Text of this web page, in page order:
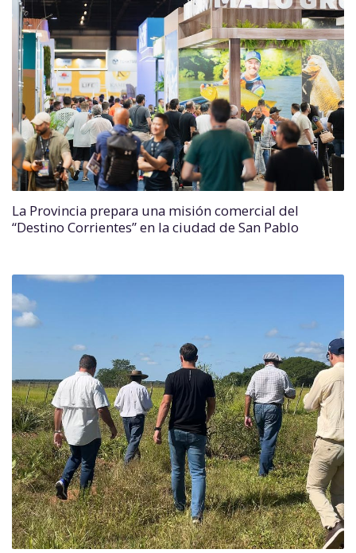
La Provincia prepara una misión comercial del
“Destino Corrientes” en la ciudad de San Pablo